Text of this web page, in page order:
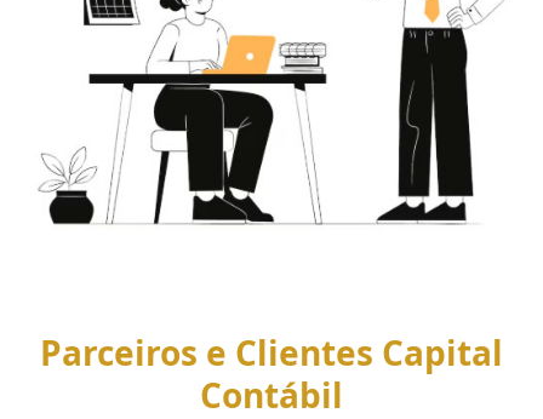
Parceiros e Clientes Capital
Contábil